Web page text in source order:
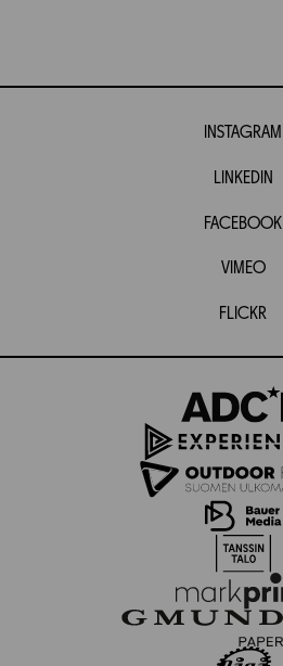
INSTAGRAM
LINKEDIN
FACEBOOK
VIMEO
FLICKR